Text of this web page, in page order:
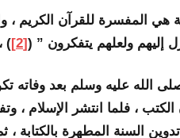
هي المفسرة للقرآن الكريم ،
إليهم ولعلهم يتفكرون ” ([2]
)
الله عليه وسلم بعد وفاته
، فلما انتشر الإسلام ،
السنة المطهرة بالكتابة ،